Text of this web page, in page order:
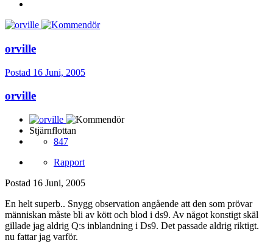
orville
Postad 16 Juni, 2005
orville
Stjärnflottan
847
Rapport
Postad 16 Juni, 2005
En helt superb.. Snygg observation angående att den som prövar
människan måste bli av kött och blod i ds9. Av något konstigt skäl
gillade jag aldrig Q:s inblandning i Ds9. Det passade aldrig riktigt.
nu fattar jag varför.